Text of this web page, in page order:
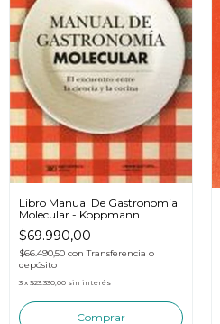
Libro Manual De Gastronomia
Molecular - Koppmann
Mariana
$69.990,00
$66.490,50 con Transferencia o
depósito
3 x $23.330,00 sin interés